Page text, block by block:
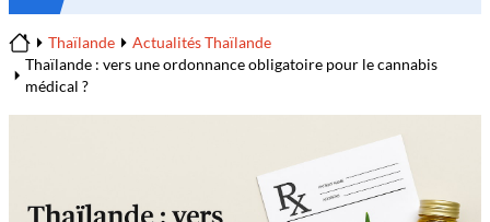
Home
Thaïlande
Actualités Thaïlande
Thaïlande : vers une ordonnance obligatoire pour le cannabis
médical ?